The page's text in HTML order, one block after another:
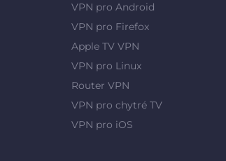
VPN pro Android
VPN pro Firefox
Apple TV VPN
VPN pro Linux
Router VPN
VPN pro chytré TV
VPN pro iOS